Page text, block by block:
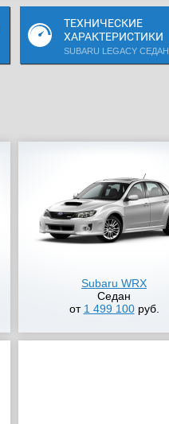
ТЕХНИЧЕСКИЕ
ХАРАКТЕРИСТИКИ
SUBARU LEGACY СЕДАН
Subaru WRX
Седан
от 1 499 100руб.